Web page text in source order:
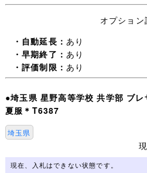
・オークション終了後(休業日を
(取引開始)、送料連絡後金融機関
ます。
・一週間以内にご落札いただいた
ご注意：一緒に発送する品を、す
らお取引を開始してください。
取引ナビで一覧に表示されない品
札手続き【 取引開始 】をすると、
オプション
・自動延長： あり
・早期終了： あり
・評価制限： あり
●埼玉県 星野高等学校 共学部 ブレ
夏服＊T6387
埼玉県
現在、入札はできない状態です。